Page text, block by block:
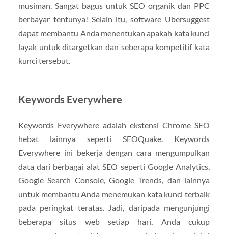
musiman. Sangat bagus untuk SEO organik dan PPC
berbayar tentunya! Selain itu, software Ubersuggest
dapat membantu Anda menentukan apakah kata kunci
layak untuk ditargetkan dan seberapa kompetitif kata
kunci tersebut.
Keywords Everywhere
Keywords Everywhere adalah ekstensi Chrome SEO
hebat lainnya seperti SEOQuake. Keywords
Everywhere ini bekerja dengan cara mengumpulkan
data dari berbagai alat SEO seperti Google Analytics,
Google Search Console, Google Trends, dan lainnya
untuk membantu Anda menemukan kata kunci terbaik
pada peringkat teratas. Jadi, daripada mengunjungi
beberapa situs web setiap hari, Anda cukup